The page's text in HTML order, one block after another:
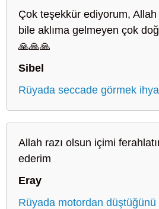
Çok teşekkür ediyorum, Allah
bile aklıma gelmeyen çok
🙏🙏🙏
Sibel
Rüyada seccade görmek ihya
Allah razı olsun içimi
ederim
Eray
Rüyada motordan düştüğünü